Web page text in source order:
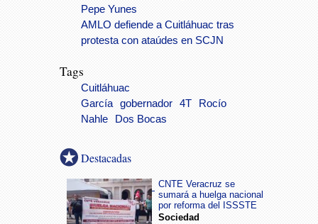
Pepe Yunes
AMLO defiende a Cuitláhuac tras
protesta con ataúdes en SCJN
Tags
Cuitláhuac
García
gobernador 4T
Rocío
Nahle
Dos Bocas
Destacadas
CNTE Veracruz se
sumará a huelga nacional
por reforma del ISSSTE
Sociedad